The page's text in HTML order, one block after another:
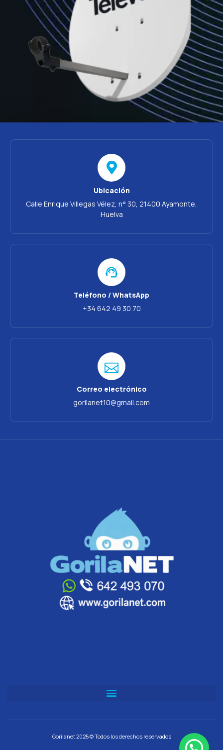
Ubicación
Calle Enrique Villegas Vélez, n° 30, 21400 Ayamonte,
Huelva
Teléfono / WhatsApp
+34 642 49 30 70
Correo electrónico
gorilanet10@gmail.com
Gorilanet 2025 © Todos los derechos reservados